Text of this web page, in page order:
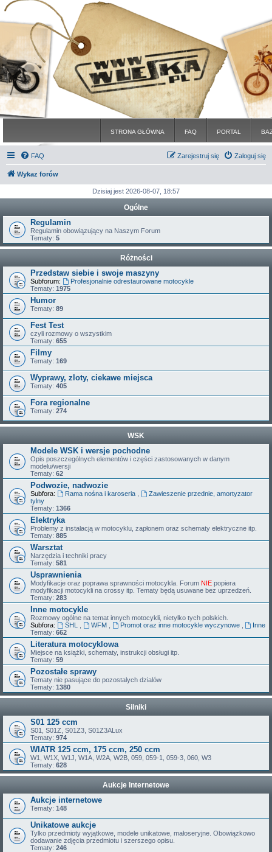
STRONA GŁÓWNA FAQ PORTAL
FAQ Zaloguj się
Zarejestruj się
Wykaz forów
Dzisiaj jest 2026-08-07, 18:57
Ogólne
Regulamin
Regulamin obowiązujący na Naszym Forum
Tematy: 5
Różności
Przedstaw siebie i swoje maszyny
Subforum:
Profesjonalnie odrestaurowane motocykle
Tematy: 1975
Humor
Tematy: 89
Fest Test
czyli rozmowy o wszystkim
Tematy: 655
Filmy
Tematy: 169
Wyprawy, zloty, ciekawe miejsca
Tematy: 405
Fora regionalne
Tematy: 274
WSK
Modele WSK i wersje pochodne
Opis poszczególnych elementów i części zastosowanych w danym
modelu/wersji
Tematy: 62
Podwozie, nadwozie
Subfora: Rama nośna i karoseria
Zawieszenie przednie, amortyzator
tylny
Tematy: 1366
Elektryka
Problemy z instalacją w motocyklu, zapłonem oraz schematy elektryczne itp.
Tematy: 885
Warsztat
Narzędzia i techniki pracy
Tematy: 581
Usprawnienia
Modyfikacje oraz poprawa sprawności motocykla. Forum NIE popiera
modyfikacji motocykli na crossy itp. Tematy będą usuwane bez uprzedzeń.
Tematy: 283
Inne motocykle
Rozmowy ogólne na temat innych motocykli, nietylko tych polskich.
Subfora:
SHL WFM Promot oraz inne motocykle wyczynowe
Inne
Tematy: 662
Literatura motocyklowa
Miejsce na książki, schematy, instrukcji obsługi itp.
Tematy: 59
Pozostałe sprawy
Tematy nie pasujące do pozostalych dzialów
Tematy: 1380
Silniki
S01 125 ccm
S01, S01Z, S01Z3, S01Z3ALux
Tematy: 974
WIATR 125 ccm, 175 ccm, 250 ccm
W1, W1X, W1J, W1A, W2A, W2B, 059, 059-1, 059-3, 060, W3
Tematy: 628
Aukcje Internetowe
Aukcje internetowe
Tematy: 148
Unikatowe aukcje
Tylko przedmioty wyjątkowe, modele unikatowe, małoseryjne. Obowiązkowo
dodawanie zdjęcia przedmiotu i szerszego opisu.
Tematy: 246